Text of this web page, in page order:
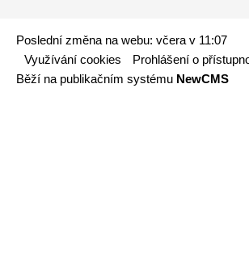
Poslední změna na webu: včera v 11:07
Využívání cookies
Prohlášení o
Běží na publikačním systému NewCMS